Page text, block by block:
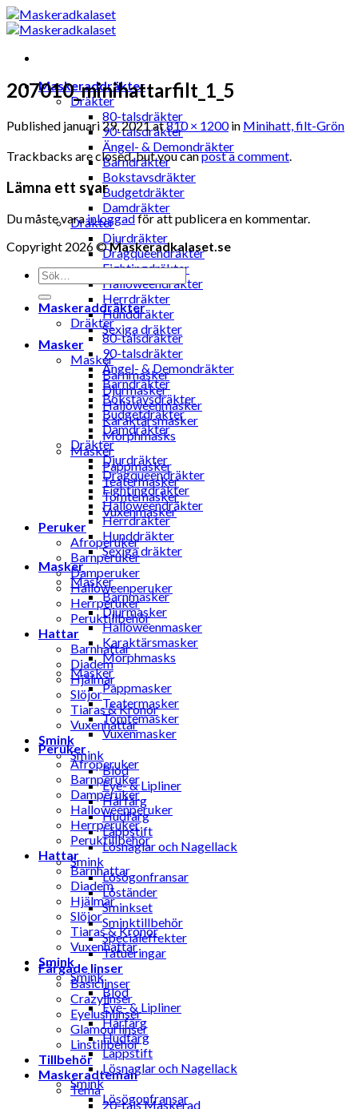
Skip
to
Maskeraddräkter
Dräkter
80-talsdräkter
90-talsdräkter
Ängel- & Demondräkter
Barndräkter
Bokstavsdräkter
Budgetdräkter
Damdräkter
Dräkter
Djurdräkter
Dragqueendräkter
Fightingdräkter
Halloweendräkter
Herrdräkter
Hunddräkter
Sexiga dräkter
Masker
Masker
Barnmasker
Djurmasker
Halloweenmasker
Karaktärsmasker
Morphmasks
Masker
Pappmasker
Teatermasker
Tomtemasker
Vuxenmasker
Peruker
Afroperuker
Barnperuker
Damperuker
Halloweenperuker
Herrperuker
Peruktillbehör
Hattar
Barnhattar
Diadem
Hjälmar
Slöjor
Tiaras & Kronor
Vuxenhattar
Smink
Smink
Blod
Eye- & Lipliner
Hårfärg
Hudfärg
Läppstift
Lösnaglar och Nagellack
Smink
Lösögonfransar
Löständer
Sminkset
Sminktillbehör
Specialeffekter
Tatueringar
Färgade linser
Basiclinser
Crazylinser
Eyelushlinser
Glamourlinser
Linstillbehör
Tillbehör
Maskeradteman
Tema
20-tals Maskerad
207010_minihattarfilt_1_5
Published januari 29, 2021at810 × 1200in Minihatt, filt-Grön
Trackbacks are closed, but you canpost a comment.
Lämna ett svar
Du måste varainloggadför att publicera en kommentar.
Copyright 2026 ©Maskeradkalaset.se
Sök
efter:
Maskeraddräkter
Dräkter
80-talsdräkter
90-talsdräkter
Ängel- & Demondräkter
Barndräkter
Bokstavsdräkter
Budgetdräkter
Damdräkter
Dräkter
Djurdräkter
Dragqueendräkter
Fightingdräkter
Halloweendräkter
Herrdräkter
Hunddräkter
Sexiga dräkter
Masker
Masker
Barnmasker
Djurmasker
Halloweenmasker
Karaktärsmasker
Morphmasks
Masker
Pappmasker
Teatermasker
Tomtemasker
Vuxenmasker
Peruker
Afroperuker
Barnperuker
Damperuker
Halloweenperuker
Herrperuker
Peruktillbehör
Hattar
Barnhattar
Diadem
Hjälmar
Slöjor
Tiaras & Kronor
Vuxenhattar
Smink
Smink
Blod
Eye- & Lipliner
Hårfärg
Hudfärg
Läppstift
Lösnaglar och Nagellack
Smink
Lösögonfransar